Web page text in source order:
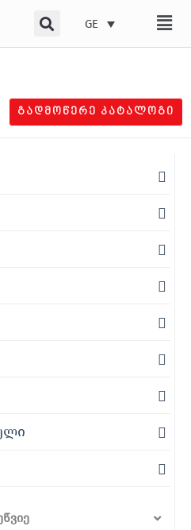
GE
ᲒᲐᲓᲛᲝᲬᲔᲠᲔ ᲙᲐᲢᲐᲚᲝᲒᲘ